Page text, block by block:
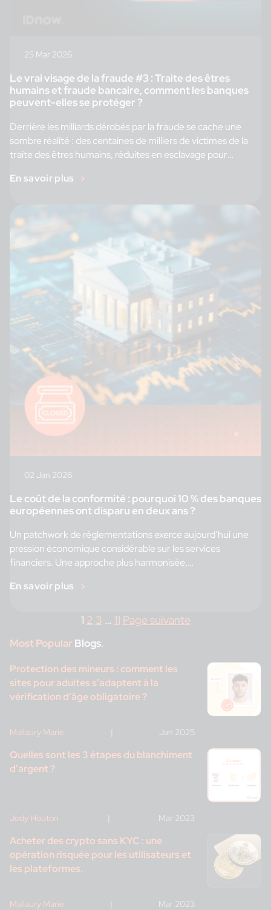
25 Mar 2026
Le vrai visage de la fraude #3 : Traite des êtres
humains et fraude bancaire, comment les banques
peuvent-elles se protéger ?
Derrière les milliards dérobés par la fraude se cache une
sombre réalité : des centaines de milliers de victimes de la
traite des êtres humains, réduites en esclavage pour
réseaux criminels recrutent et forment leur main-d’œuvre
adopter – de la vérification d’identité renforcée au partage
de renseignements – pour briser ce cycle et protéger leurs
clients.
En savoir plus
02 Jan 2026
Le coût de la conformité : pourquoi 10 % des banques
européennes ont disparu en deux ans ?
Un patchwork de réglementations exerce aujourd’hui une
pression économique considérable sur les services
financiers. Une approche plus harmonisée,
la […]
En savoir plus
1 2 3 … 11 Page suivante
Most Popular Blogs.
Protection des mineurs : comment les
sites pour adultes s’adaptent à la
vérification d’âge obligatoire ?
Mallaury Marie Jan 2025
Quelles sont les 3 étapes du blanchiment
d’argent ?
Jody Houton Mar 2023
Acheter des crypto sans KYC : une
opération risquée pour les utilisateurs et
les plateformes.
Mallaury Marie Mar 2023